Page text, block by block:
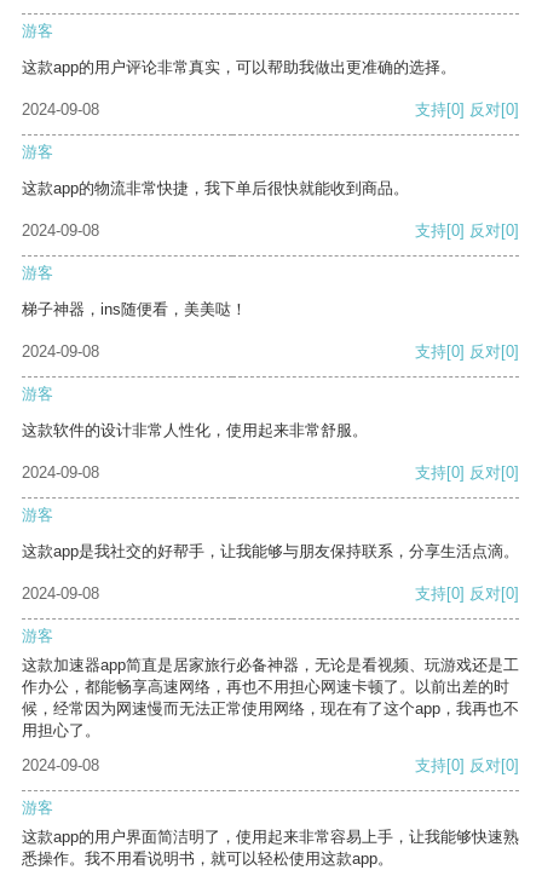
游客
这款app的用户评论非常真实，可以帮助我做出更准确的选择。
2024-09-08 支持[0] 反对[0]
游客
这款app的物流非常快捷，我下单后很快就能收到商品。
2024-09-08 支持[0] 反对[0]
游客
梯子神器，ins随便看，美美哒！
2024-09-08 支持[0] 反对[0]
游客
这款软件的设计非常人性化，使用起来非常舒服。
2024-09-08 支持[0] 反对[0]
游客
这款app是我社交的好帮手，让我能够与朋友保持联系，分享生活点滴。
2024-09-08 支持[0] 反对[0]
游客
这款加速器app简直是居家旅行必备神器，无论是看视频、玩游戏还是工
作办公，都能畅享高速网络，再也不用担心网速卡顿了。以前出差的时
候，经常因为网速慢而无法正常使用网络，现在有了这个app，我再也不
用担心了。
2024-09-08
支持[0] 反对[0]
游客
这款app的用户界面简洁明了，使用起来非常容易上手，让我能够快速熟
悉操作。我不用看说明书，就可以轻松使用这款app。